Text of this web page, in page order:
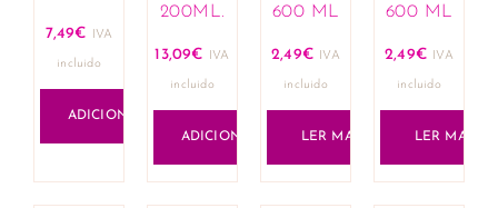
7,49€ IVA
incluido
ADICIONAR
200ML.
13,09€ IVA
incluido
ADICIONAR
600 ML
2,49€ IVA
incluido
LER MAIS
600 ML
2,49€ IVA
incluido
LER MAIS